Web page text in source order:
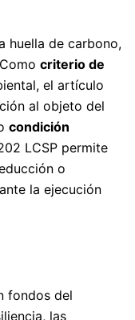
huella de carbono,
criterio de
el artículo
al objeto del
condición
LCSP permite
o
la ejecución
fondos del
las